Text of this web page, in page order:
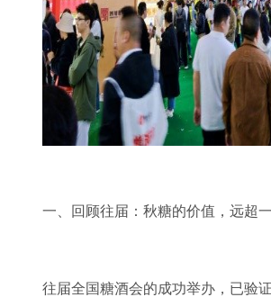
一、回顾往届：秋糖的价值，远超
往届全国糖酒会的成功举办，已验